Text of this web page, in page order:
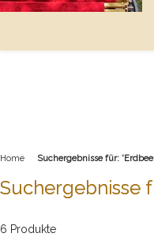
Home Suchergebnisse für:
Suchergebnisse
6 Produkte